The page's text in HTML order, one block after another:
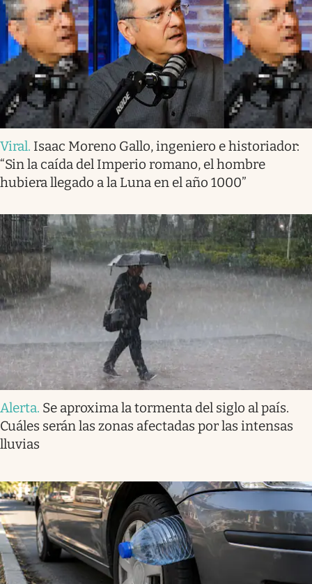
Viral. Isaac Moreno Gallo, ingeniero e historiador:
“Sin la caída del Imperio romano, el hombre
hubiera llegado a la Luna en el año 1000”
Alerta. Se aproxima la tormenta del siglo al país.
Cuáles serán las zonas afectadas por las intensas
lluvias